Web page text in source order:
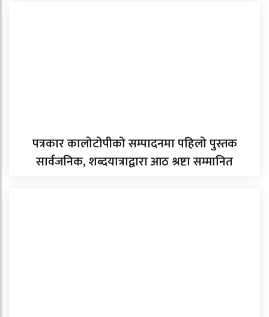
पत्रकार कालोटोपीको सम्पादनमा पहिलो पुस्तक
सार्वजनिक, शब्दयात्राद्वारा आठ श्रष्टा सम्मानित